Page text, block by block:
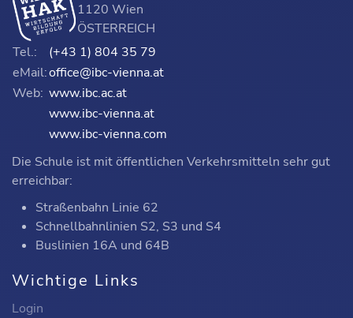
1120 Wien
ÖSTERREICH
Tel.:
(+43 1) 804 35 79
eMail:office@ibc-vienna.at
Web: www.ibc.ac.at
www.ibc-vienna.at
www.ibc-vienna.com
Die Schule ist mit öffentlichen Verkehrsmitteln sehr gut
erreichbar:
Straßenbahn Linie 62
Schnellbahnlinien S2, S3 und S4
Buslinien 16A und 64B
Wichtige Links
Login